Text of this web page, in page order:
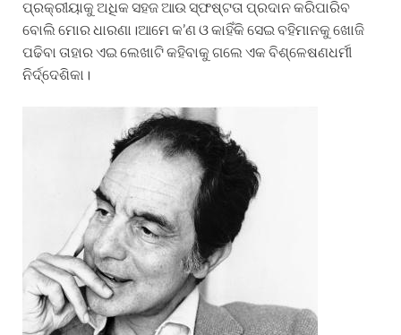
ପ୍ରକ୍ରୀୟାକୁ ଅଧିକ ସହଜ ଆଉ ସ୍ଫଷ୍ଟତା ପ୍ରଦାନ କରିପାରିବ
ବୋଲି ମୋର ଧାରଣା।ଆମେ କ’ଣ ଓ କାହିଁକି ସେଇ ବହିମାନକୁ ଖୋଜି
ପଢିବା ତାହାର ଏଇ ଲେଖାଟି କହିବାକୁ ଗଲେ ଏକ ବିଶ୍ଳେଷଣଧର୍ମୀ
ନିର୍ଦ୍ଦେଶିକା।